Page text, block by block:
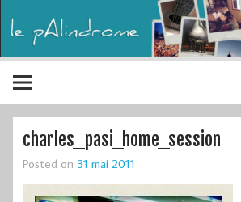
charles_pasi_home_session
Posted on 31 mai 2011